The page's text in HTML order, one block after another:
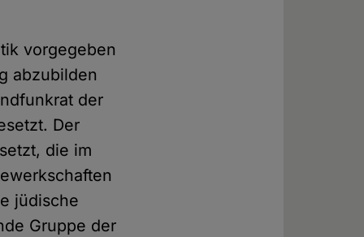
vorgegeben
abzubilden
der
Der
die im
jüdische
Gruppe der